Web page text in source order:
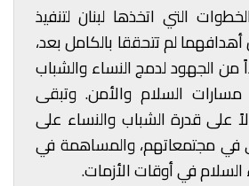
التي اتخذها لبنان لتنفيذ
أهدافهما لم تتحققا بالكامل بعد،
الجهود لدمج النساء والشباب
السلام والأمن. وتبقى
على قدرة الشباب والنساء على
في مجتمعاتهم، والمساهمة في
السلام في أوقات الأزمات.